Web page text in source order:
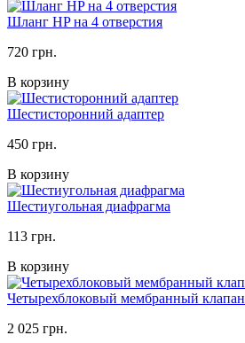
Шланг HP на 4 отверстия
720 грн.
В корзину
Шестисторонний адаптер
450 грн.
В корзину
Шестиугольная диафрагма
113 грн.
В корзину
Четырехблоковый мембранный клапан
2 025 грн.